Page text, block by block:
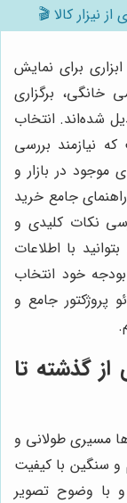
نیزار کالا 🎬
برای نمایش
خانگی، برگزاری
شده‌اند. انتخاب
نیازمند بررسی
موجود در بازار و
جامع خرید
نکات کلیدی و
با اطلاعات
خود انتخاب
پروژکتور جامع و
از گذشته تا
مسیری طولانی و
و سنگین با کیفیت
با وضوح تصویر